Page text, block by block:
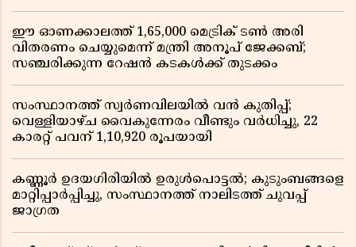
ഈ ഓണക്കാലത്ത് 1,65,000 മെട്രിക് ടൺ അരി
വിതരണം ചെയ്യുമെന്ന് മന്ത്രി അനൂപ് ജേക്കബ്;
സഞ്ചരിക്കുന്ന റേഷൻ കടകൾക്ക് തുടക്കം
സംസ്ഥാനത്ത് സ്വർണവിലയിൽ വൻ കുതിപ്പ്;
വെള്ളിയാഴ്ച വൈകുന്നേരം വീണ്ടും വർധിച്ചു, 22
കാരറ്റ് പവന് 1,10,920 രൂപയായി
കണ്ണൂർ ഉദയഗിരിയിൽ ഉരുൾപൊട്ടൽ; കുടുംബങ്ങളെ
മാറ്റിപ്പാർപ്പിച്ചു, സംസ്ഥാനത്ത് നാലിടത്ത് ചുവപ്പ്
ജാഗ്രത